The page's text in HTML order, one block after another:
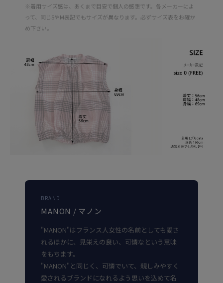
※着用サイズ感は、あくまで目安で個人の感想です。各メーカーによ
って、同じSやM表記でもサイズが異なります。必ずサイズ表をお確か
め下さい。
BRAND
MANON / マノン
"MANON"はフランス人女性の名前としても愛さ
れるほかに、見栄えの良い、可憐なという意味
をもちます。
"MANON"と同じく、可憐でいて、親しみやすく
愛されるブランドになれるよう思いを込めて名